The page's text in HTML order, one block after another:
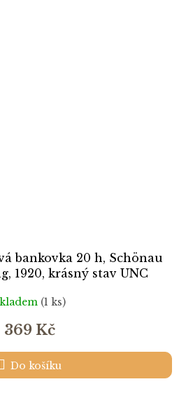
bankovka 20 h, Schönau
1920, krásný stav UNC
(1 ks)
369 Kč
Do košíku